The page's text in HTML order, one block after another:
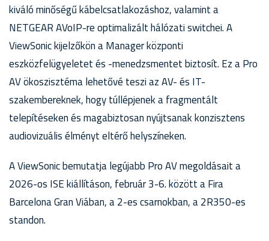
kiváló minőségű kábelcsatlakozáshoz, valamint a
NETGEAR AVoIP-re optimalizált hálózati switchei. A
ViewSonic kijelzőkön a Manager központi
eszközfelügyeletet és -menedzsmentet biztosít. Ez a Pro
AV ökoszisztéma lehetővé teszi az AV- és IT-
szakembereknek, hogy túllépjenek a fragmentált
telepítéseken és magabiztosan nyújtsanak konzisztens
audiovizuális élményt eltérő helyszíneken.
A ViewSonic bemutatja legújabb Pro AV megoldásait a
2026-os ISE kiállításon, február 3-6. között a Fira
Barcelona Gran Viában, a 2-es csarnokban, a 2R350-es
standon.